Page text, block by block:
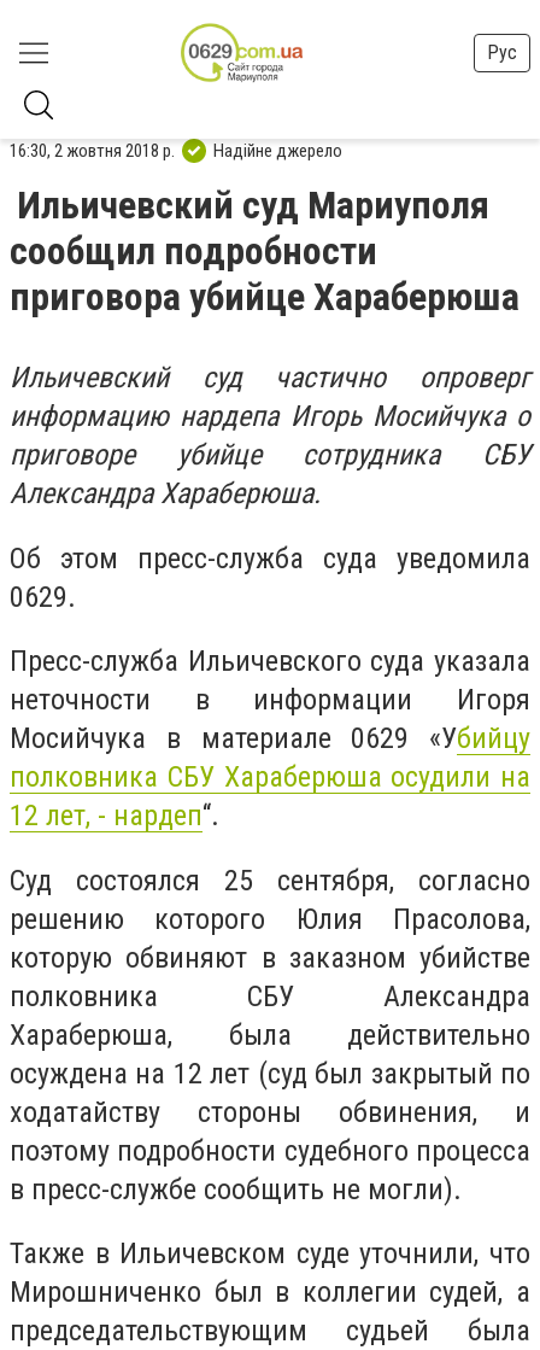
Рус
16:30, 2 жовтня 2018 р. Надійне джерело
Ильичевский суд Мариуполя
сообщил подробности
приговора убийце Хараберюша
Ильичевский суд частично опроверг
информацию нардепа Игорь Мосийчука о
приговоре убийце сотрудника СБУ
Александра Хараберюша.
Об этом пресс-служба суда уведомила
0629.
Пресс-служба Ильичевского суда указала
неточности в информации Игоря
Мосийчука в материале 0629 «Убийцу
полковника СБУ Хараберюша осудили на
12 лет, - нардеп“.
Суд состоялся 25 сентября, согласно
решению которого Юлия Прасолова,
которую обвиняют в заказном убийстве
полковника СБУ Александра
Хараберюша, была действительно
осуждена на 12 лет (суд был закрытый по
ходатайству стороны обвинения, и
поэтому подробности судебного процесса
в пресс-службе сообщить не могли).
Также в Ильичевском суде уточнили, что
Мирошниченко был в коллегии судей, а
председательствующим судьей была